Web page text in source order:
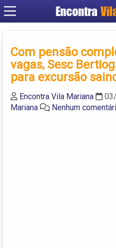
Encontra
Com pensão
vagas, Sesc
para excursão
Encontra Vila Mariana
Mariana
Nenhum